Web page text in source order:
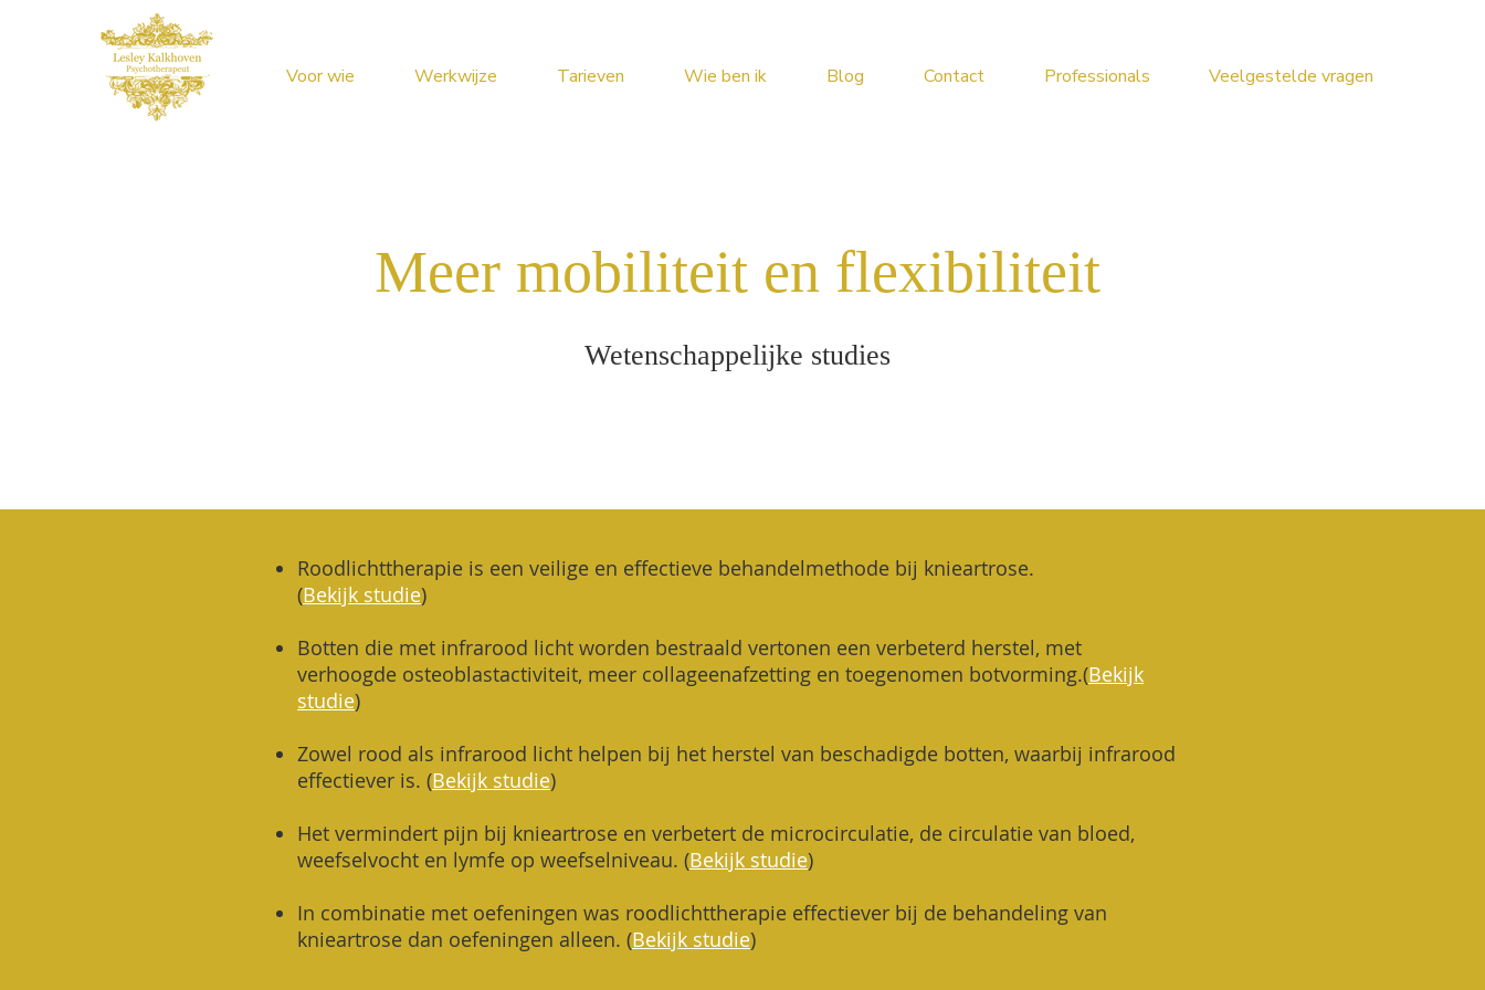
Voor wie Werkwijze Tarieven Wie ben ik Blog Contact Professionals Veelgestelde vragen
Meer mobiliteit en flexibiliteit
Wetenschappelijke studies
Roodlichttherapie is een veilige en effectieve behandelmethode bij knieartrose.
(Bekijk studie)
Botten die met infrarood licht worden bestraald vertonen een verbeterd herstel, met
verhoogde osteoblastactiviteit, meer collageenafzetting en toegenomen botvorming.(Bekijk
studie)
Zowel rood als infrarood licht helpen bij het herstel van beschadigde botten, waarbij infrarood
effectiever is. (Bekijk studie)
Het vermindert pijn bij knieartrose en verbetert de microcirculatie, de circulatie van bloed,
weefselvocht en lymfe op weefselniveau. (Bekijk studie)
In combinatie met oefeningen was roodlichttherapie effectiever bij de behandeling van
knieartrose dan oefeningen alleen. (Bekijk studie)